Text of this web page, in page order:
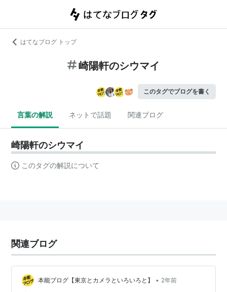
はてなブログ トップ
崎陽軒のシウマイ
このタグでブログを書く
言葉の解説 ネットで話題 関連ブログ
崎陽軒のシウマイ
このタグの解説について
関連ブログ
本能ブログ【東京とカメラといろいろと】 • 2年前